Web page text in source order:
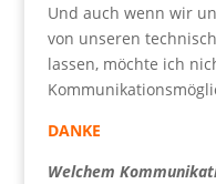
Und auch wenn wir
von unseren
lassen, möchte ich
DANKE
Welchem